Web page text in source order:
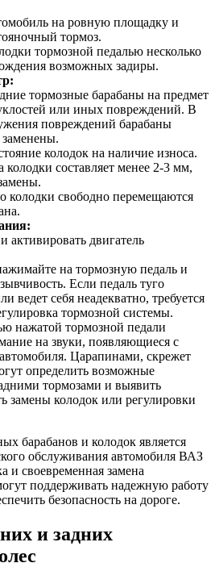
на ровную площадку и
тормоз.
тормозной педалью несколько
возможных задиры.
тормозные барабаны на предмет
или иных повреждений. В
повреждений барабаны
колодок на наличие износа.
составляет менее 2-3 мм,
колодки свободно перемещаются
активировать двигатель
на тормозную педаль и
Если педаль туго
ведет себя неадекватно, требуется
тормозной системы.
нажатой тормозной педали
на звуки, появляющиеся с
Царапинами, скрежет
определить возможные
тормозами и выявить
замены колодок или регулировки
барабанов и колодок является
обслуживания автомобиля ВАЗ
и своевременная замена
поддерживать надежную работу
безопасность на дороге.
и задних